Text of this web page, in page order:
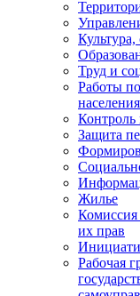
Труд и
Работы
населения
Контроль
Защита
Жилье
Комиссия
их прав
Рабочая